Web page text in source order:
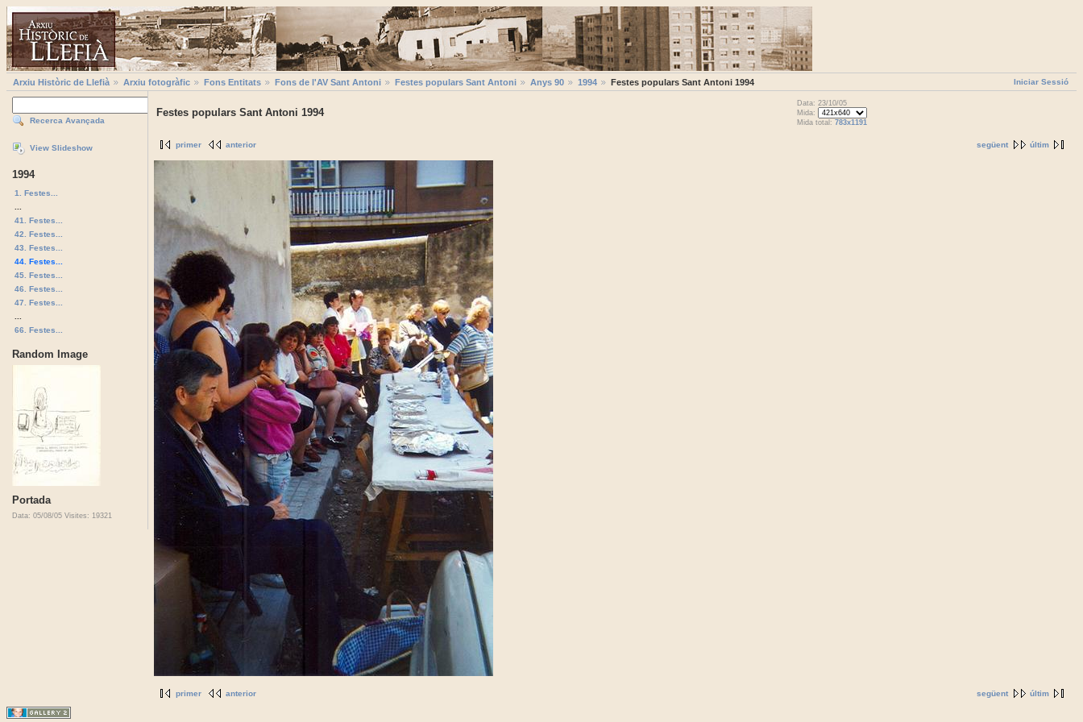
Iniciar Sessió
Arxiu Històric de Llefià Arxiu fotogràfic Fons Entitats Fons de l'AV Sant Antoni Festes populars Sant Antoni Anys 90 1994 Festes populars Sant Antoni 1994
Recerca Avançada
View Slideshow
1994
1. Festes...
41. Festes...
42. Festes...
43. Festes...
44. Festes...
45. Festes...
46. Festes...
47. Festes...
66. Festes...
Random Image
Portada
Data: 05/08/05 Visites: 19321
Festes populars Sant Antoni 1994
Data: 23/10/05
Mida:
Mida total: 783x1191
següent últim
primer anterior
següent últim
primer anterior